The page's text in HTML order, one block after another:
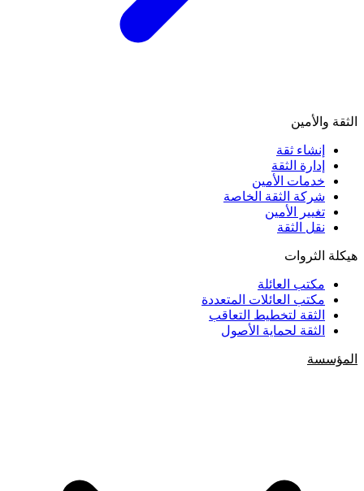
الثقة والأمين
إنشاء ثقة
إدارة الثقة
خدمات الأمين
شركة الثقة الخاصة
تغيير الأمين
نقل الثقة
هيكلة الثروات
مكتب العائلة
مكتب العائلات المتعددة
الثقة لتخطيط التعاقب
الثقة لحماية الأصول
المؤسسة